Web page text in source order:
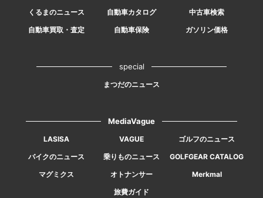
くるまのニュース 自動車カタログ
中古車検索
自動車買取・査定
自動車保険 ガソリン価格
special
まつだのニュース
MediaVague
LASISA VAGUE
ゴルフのニュース
バイクのニュース
乗りものニュース
GOLFGEAR CATALOG
マグミクス
オトナンサー
Merkmal
旅費ガイド